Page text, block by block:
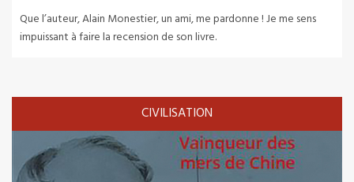
Que l’auteur, Alain Monestier, un ami, me pardonne ! Je me sens
impuissant à faire la recension de son livre.
CIVILISATION